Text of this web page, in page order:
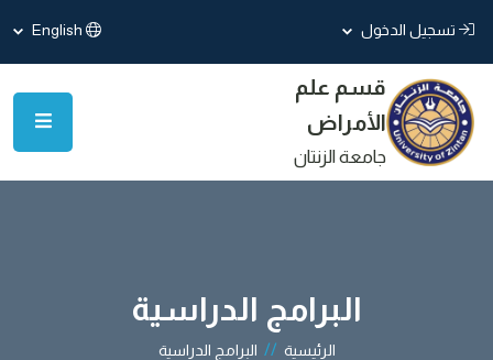
تسجيل الدخول English
قسم علم
الأمراض
جامعة الزنتان
البرامج الدراسية
الرئيسية // البرامج الدراسية